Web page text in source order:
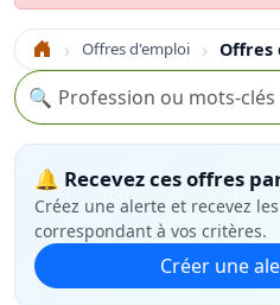
Accueil Offres d'emploi Offres
Recherche
🔍
🔔 Recevez ces offres
Créez une alerte et recevez
correspondant à vos critères.
Créer une